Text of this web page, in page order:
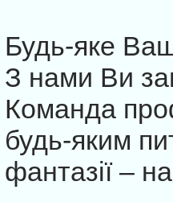
Будь-яке
З нами Ви
Команда
будь-яким
фантазії –